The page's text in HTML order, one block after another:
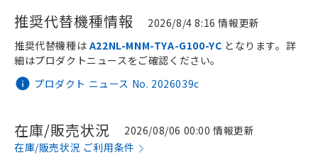
推奨代替機種情報 2026/8/4 8:16 情報更新
プロダクト ニュース No. 2026039c
推奨代替機種は A22NL-MNM-TYA-G100-YC となります。詳
細はプロダクトニュースをご確認ください。
在庫/販売状況
2026/08/06 00:00 情報更新
在庫/販売状況 ご利用条件